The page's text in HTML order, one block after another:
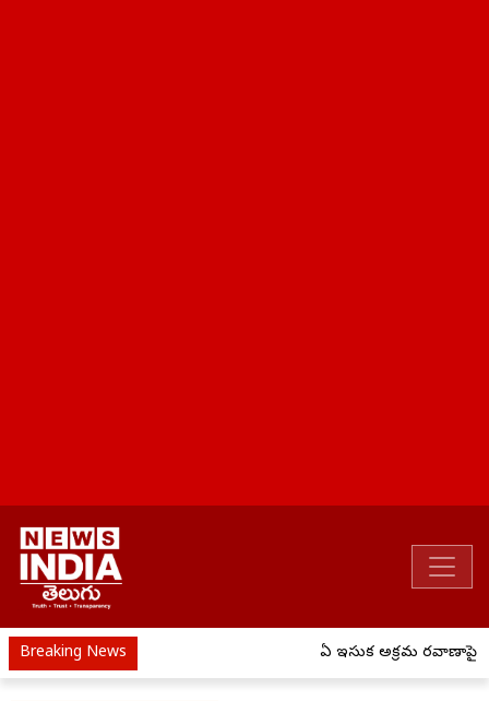
Breaking News ఏపీ ఇసుక అక్రమ రవాణాపై